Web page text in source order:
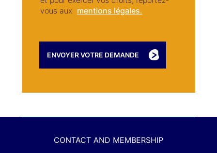
vous aux mentions légales.
CONTACT AND MEMBERSHIP